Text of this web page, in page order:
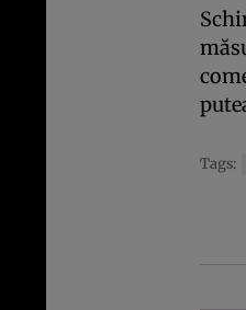
Tags: